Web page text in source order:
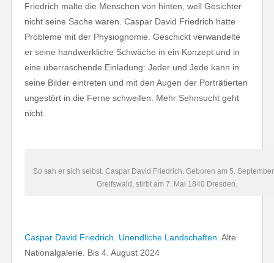
Friedrich malte die Menschen von hinten, weil Gesichter
nicht seine Sache waren. Caspar David Friedrich hatte
Probleme mit der Physiognomie. Geschickt verwandelte
er seine handwerkliche Schwäche in ein Konzept und in
eine überraschende Einladung: Jeder und Jede kann in
seine Bilder eintreten und mit den Augen der Porträtierten
ungestört in die Ferne schweifen. Mehr Sehnsucht geht
nicht.
So sah er sich selbst. Caspar David Friedrich. Geboren am 5.
Greifswald, stirbt am 7. Mai 1840 Dresden.
Caspar David Friedrich. Unendliche Landschaften. Alte
Nationalgalerie. Bis 4. August 2024